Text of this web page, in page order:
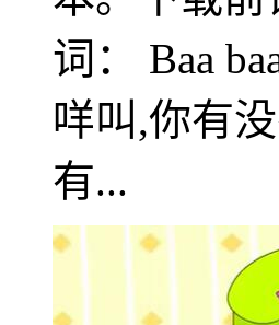
词： Baa
咩叫,你有
有...